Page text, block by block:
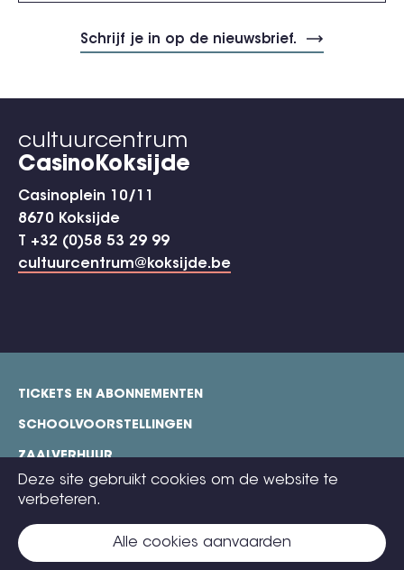
cultuurcentrum
CasinoKoksijde
Casinoplein 10/11
8670 Koksijde
T +32 (0)58 53 29 99
cultuurcentrum@koksijde.be
Deze site gebruikt cookies om de website te
verbeteren.
Alle cookies aanvaarden
footer
TICKETS EN ABONNEMENTEN
SCHOOLVOORSTELLINGEN
ZAALVERHUUR
TECHNISCHE FICHES
CONTACT